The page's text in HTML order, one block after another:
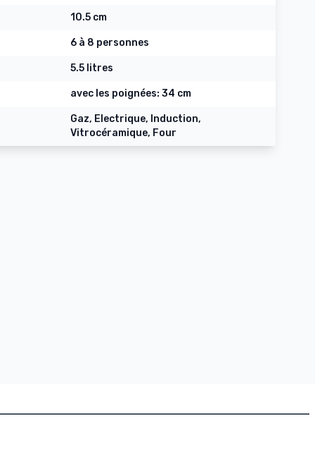
10.5 cm
6 à 8 personnes
5.5 litres
avec les poignées: 34 cm
Gaz, Electrique, Induction,
Vitrocéramique, Four